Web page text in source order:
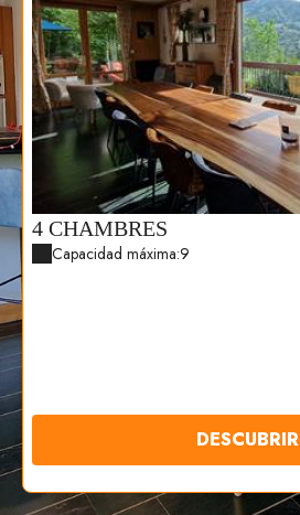
4 CHAMBRES
Capacidad máxima:9
DESCUBRIR